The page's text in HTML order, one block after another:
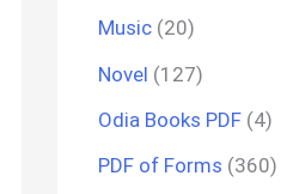
Music (20)
Novel (127)
Odia Books PDF (4)
PDF of Forms (360)